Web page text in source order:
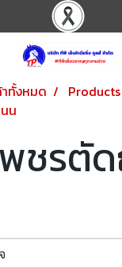
ทั้งหมด Products
น
พชรตั